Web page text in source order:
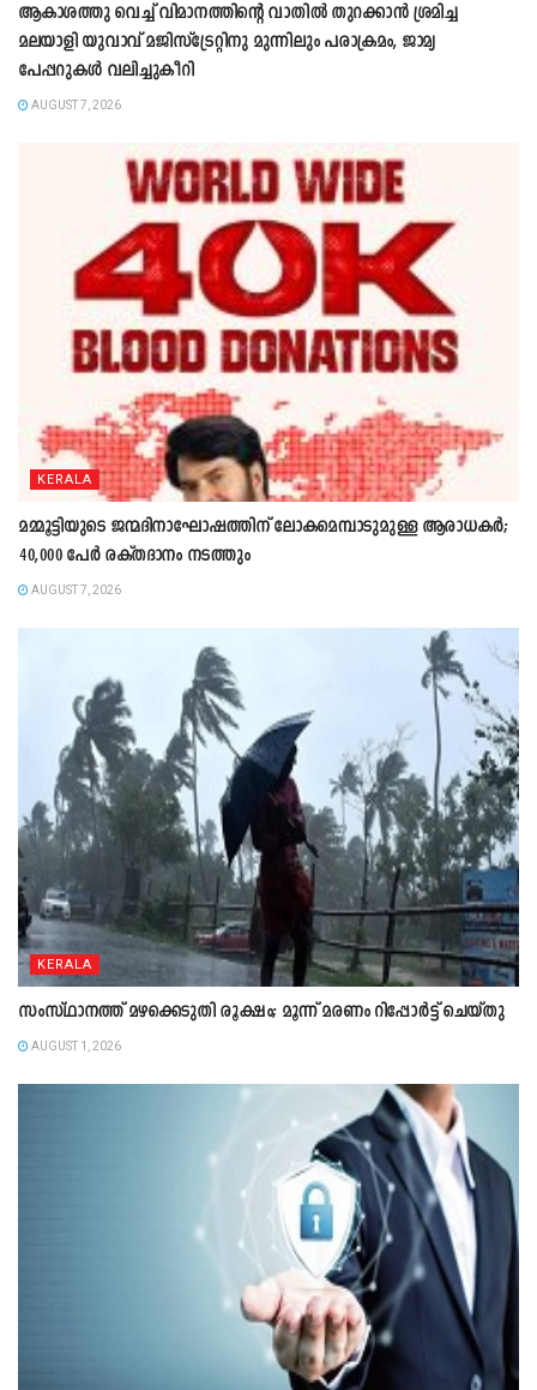
ആകാശത്തു വെച്ച് വിമാനത്തിന്റെ വാതില്‍ തുറക്കാന്‍ ശ്രമിച്ച
മലയാളി യുവാവ് മജിസ്ട്രേറ്റിനു മുന്നിലും പരാക്രമം, ജാമ്യ
പേപ്പറുകൾ വലിച്ചുകീറി
AUGUST 7, 2026
KERALA
മമ്മൂട്ടിയുടെ ജന്മദിനാഘോഷത്തിന് ലോകമെമ്പാടുമുള്ള ആരാധകർ;
40,000 പേർ രക്തദാനം നടത്തും
AUGUST 7, 2026
KERALA
സംസ്ഥാനത്ത് മഴക്കെടുതി രൂക്ഷം; മൂന്ന് മരണം റിപ്പോർട്ട് ചെയ്തു
AUGUST 1, 2026